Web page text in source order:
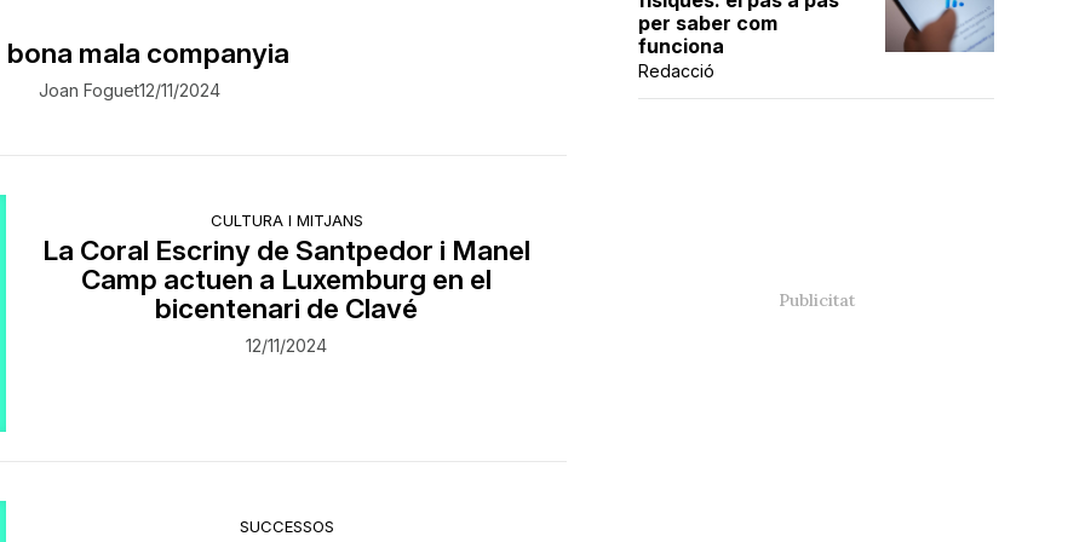
bona mala companyia
Joan Foguet12/11/2024
CULTURA I MITJANS
La Coral Escriny de Santpedor i Manel
Camp actuen a Luxemburg en el
bicentenari de Clavé
12/11/2024
SUCCESSOS
per saber com
funciona
Redacció